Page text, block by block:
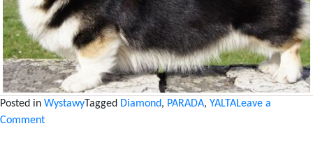
Posted in WystawyTagged Diamond, PARADA, YALTALeave a
Commenton